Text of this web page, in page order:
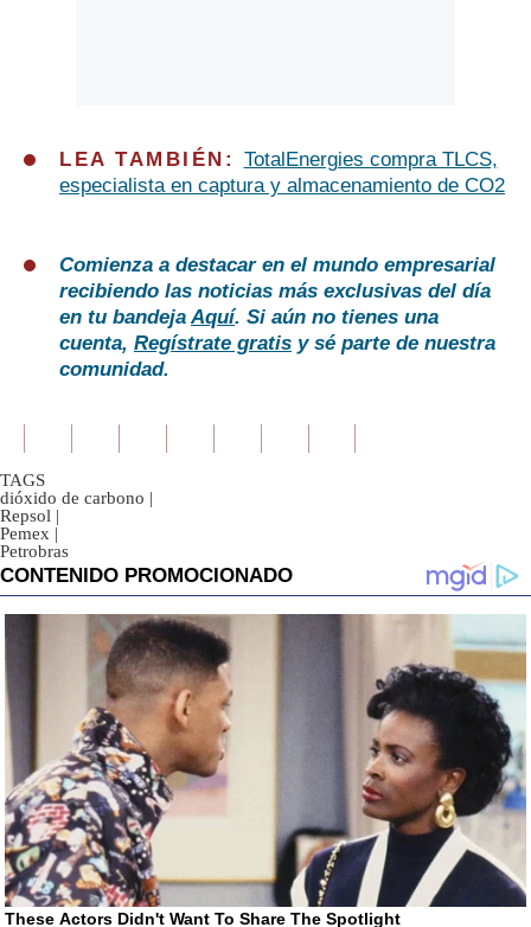
LEA TAMBIÉN: TotalEnergies compra TLCS,
especialista en captura y almacenamiento de CO2
Comienza a destacar en el mundo empresarial
recibiendo las noticias más exclusivas del día
en tu bandejaAquí. Si aún no tienes una
cuenta, Regístrate gratis y sé parte de nuestra
comunidad.
TAGS
dióxido de carbono |
Repsol |
Pemex |
Petrobras